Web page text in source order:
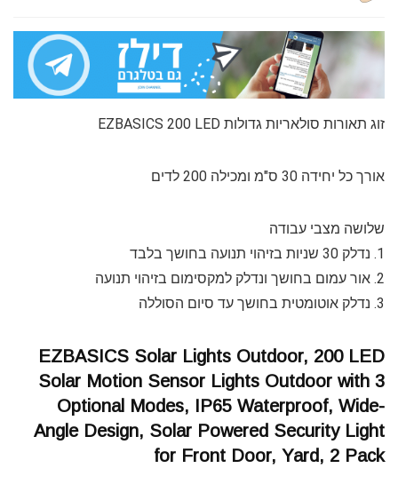
זוג תאורות סולאריות גדולות EZBASICS 200 LED
אורך כל יחידה 30 ס"מ ומכילה 200 לדים
שלושה מצבי עבודה
1. נדלק 30 שניות בזיהוי תנועה בחושך בלבד
2. אור עמום בחושך ונדלק למקסימום בזיהוי תנועה
3. נדלק אוטומטית בחושך עד סיום הסוללה
EZBASICS Solar Lights Outdoor, 200 LED
Solar Motion Sensor Lights Outdoor with 3
Optional Modes, IP65 Waterproof, Wide-
Angle Design, Solar Powered Security Light
for Front Door, Yard, 2 Pack